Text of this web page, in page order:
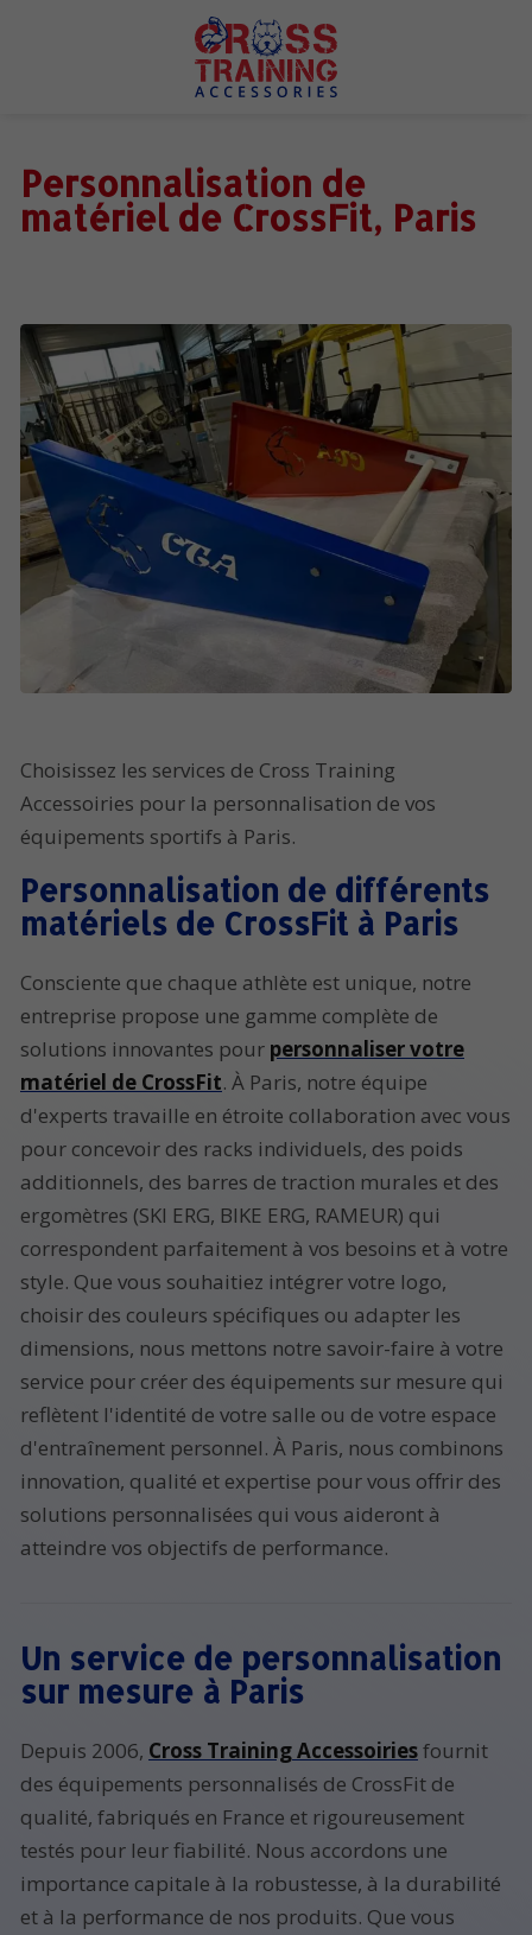
Personnalisation de
matériel de CrossFit, Paris
Choisissez les services de Cross Training
Accessoiries pour la personnalisation de vos
équipements sportifs à Paris.
Personnalisation de différents
matériels de CrossFit à Paris
Consciente que chaque athlète est unique, notre
entreprise propose une gamme complète de
solutions innovantes pour personnaliser votre
matériel de CrossFit. À Paris, notre équipe
d'experts travaille en étroite collaboration avec vous
pour concevoir des racks individuels, des poids
additionnels, des barres de traction murales et des
ergomètres (SKI ERG, BIKE ERG, RAMEUR) qui
correspondent parfaitement à vos besoins et à votre
style. Que vous souhaitiez intégrer votre logo,
choisir des couleurs spécifiques ou adapter les
dimensions, nous mettons notre savoir-faire à votre
service pour créer des équipements sur mesure qui
reflètent l'identité de votre salle ou de votre espace
d'entraînement personnel. À Paris, nous combinons
innovation, qualité et expertise pour vous offrir des
solutions personnalisées qui vous aideront à
atteindre vos objectifs de performance.
Un service de personnalisation
sur mesure à Paris
Depuis 2006, Cross Training Accessoiriesfournit
des équipements personnalisés de CrossFit de
qualité, fabriqués en France et rigoureusement
testés pour leur fiabilité. Nous accordons une
importance capitale à la robustesse, à la durabilité
et à la performance de nos produits. Que vous